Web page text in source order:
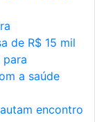
de R$ 15 mil
a saúde
encontro